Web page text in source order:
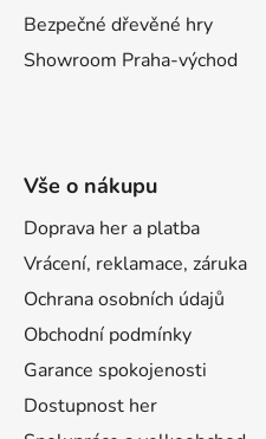
Bezpečné dřevěné hry
Showroom Praha-východ
Vše o nákupu
Doprava her a platba
Vrácení, reklamace, záruka
Ochrana osobních údajů
Obchodní podmínky
Garance spokojenosti
Dostupnost her